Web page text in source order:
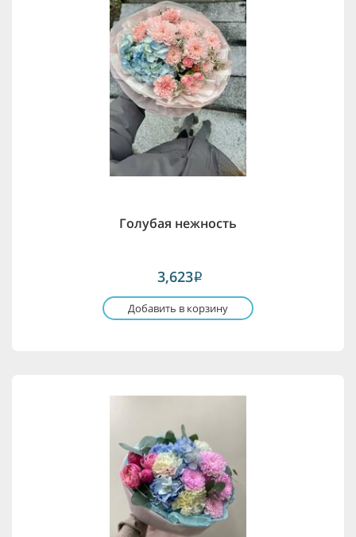
Голубая нежность
3,623i
Добавить в корзину